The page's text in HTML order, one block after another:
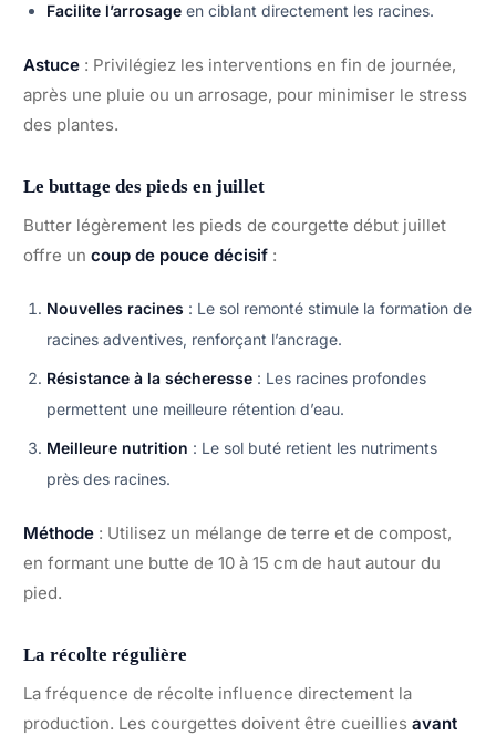
Facilite l’arrosage en ciblant directement les racines.
Astuce : Privilégiez les interventions en fin de journée,
après une pluie ou un arrosage, pour minimiser le stress
des plantes.
Le buttage des pieds en juillet
Butter légèrement les pieds de courgette début juillet
offre un coup de pouce décisif :
Nouvelles racines : Le sol remonté stimule la formation de
racines adventives, renforçant l’ancrage.
Résistance à la sécheresse : Les racines profondes
permettent une meilleure rétention d’eau.
Meilleure nutrition : Le sol buté retient les nutriments
près des racines.
Méthode : Utilisez un mélange de terre et de compost,
en formant une butte de 10 à 15 cm de haut autour du
pied.
La récolte régulière
La fréquence de récolte influence directement la
production. Les courgettes doivent être cueillies avant